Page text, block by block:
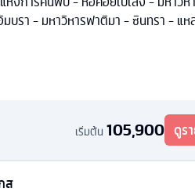
มบรา - มหาวิหารฟาติมา - ซินทรา - แห
เริ่มต้น 105,900 ดูร
ส